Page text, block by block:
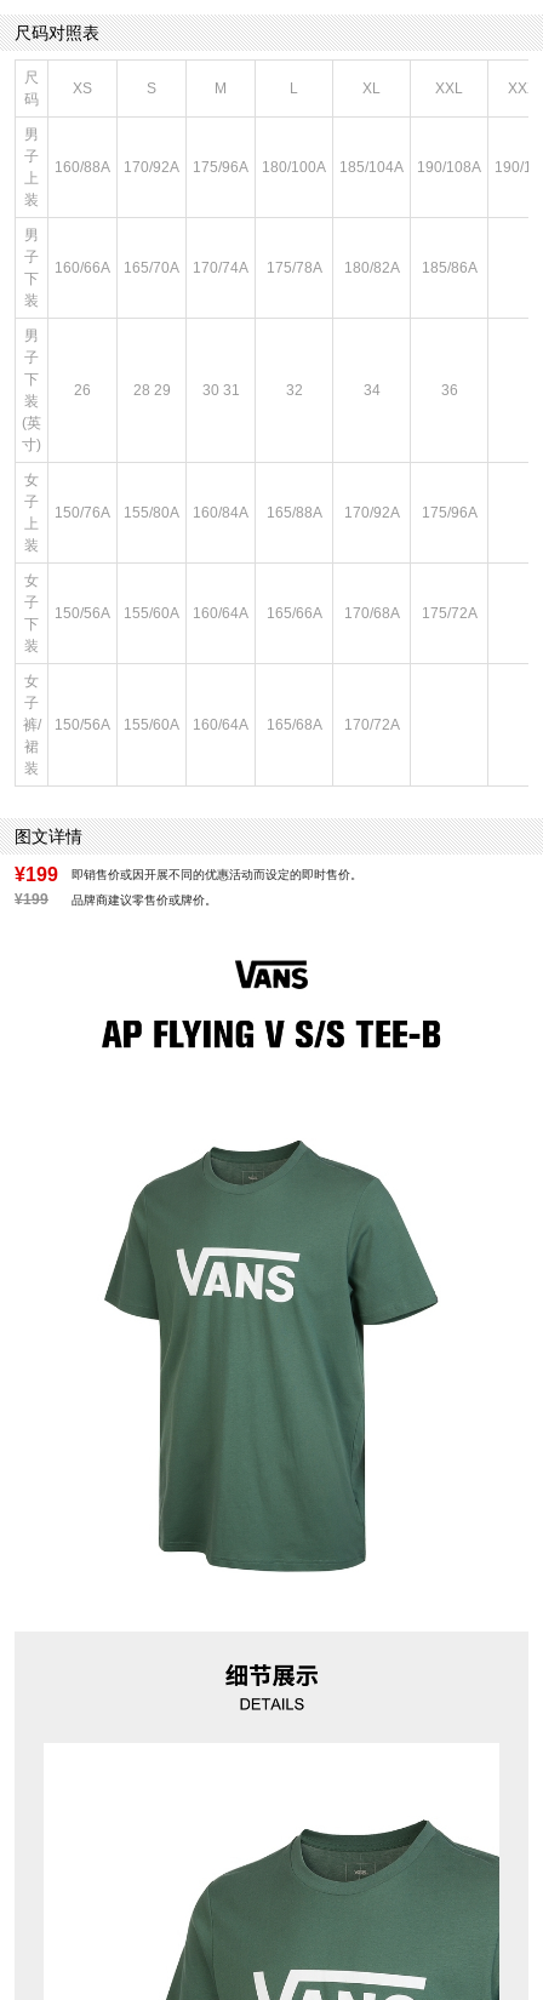
性别：中性
货品来源：招商
渠道划分：线下同步
上市时间：2022年秋季
服饰类别：上装
服细款：圆领短T
领型：圆领
色系：绿色
鞋类流行款式：短袖
流行元素：品牌LOGO
尺码对照表
尺
码
XS S M L XL XXL
男
子
上
装
160/88A 170/92A 175/96A 180/100A 185/104A 190/108A 190/
男
子
下
装
160/66A 165/70A 170/74A 175/78A 180/82A 185/86A
男
子
下
装
(英
寸)
26 28 29 30 31 32 34 36
女
子
上
装
150/76A 155/80A 160/84A 165/88A 170/92A 175/96A
女
子
下
装
150/56A 155/60A 160/64A 165/66A 170/68A 175/72A
女
子
裤/
裙
装
150/56A 155/60A 160/64A 165/68A 170/72A
图文详情
¥199 即销售价或因开展不同的优惠活动而设定的即时售价。
¥199 品牌商建议零售价或牌价。